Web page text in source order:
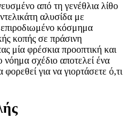
από τη γενέθλια λίθο
αλυσίδα με
κόσμημα
κοπής σε πράσινη
μία φρέσκια προοπτική και
σχέδιο αποτελεί ένα
για να γιορτάσετε ό,τι